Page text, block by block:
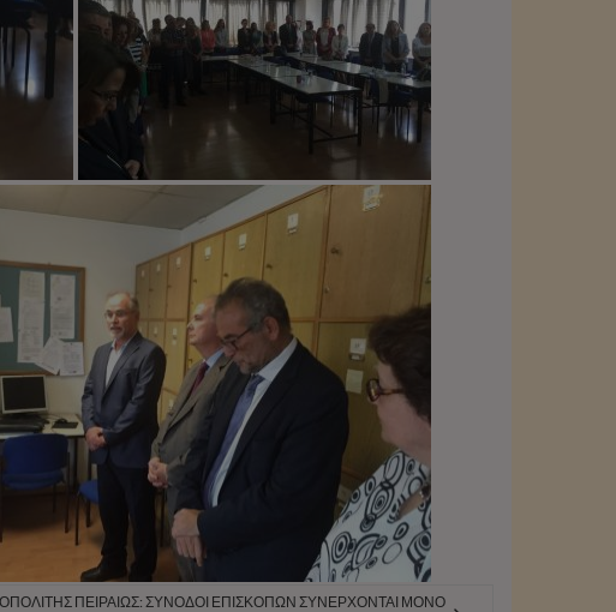
ΠΕΙΡΑΙΏΣ: ΣΎΝΟΔΟΙ ΕΠΙΣΚΌΠΩΝ ΣΥΝΈΡΧΟΝΤΑΙ ΜΌΝΟ